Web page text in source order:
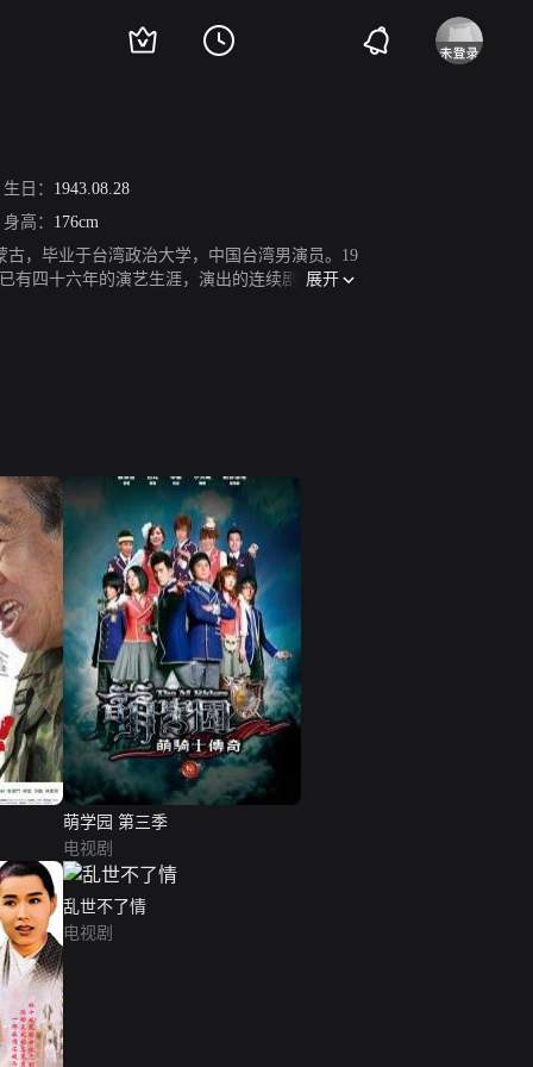
生日： 1943.08.28
身高： 176cm
古，毕业于台湾政治大学，中国台湾男演员。19
有四十六年的演艺生涯，演出的连续剧、单元
展开
萌学园 第三季
电视剧
乱世不了情
电视剧